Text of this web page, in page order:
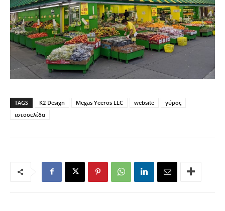
TAGS K2 Design Megas Yeeros LLC website
γύρος
ιστοσελίδα